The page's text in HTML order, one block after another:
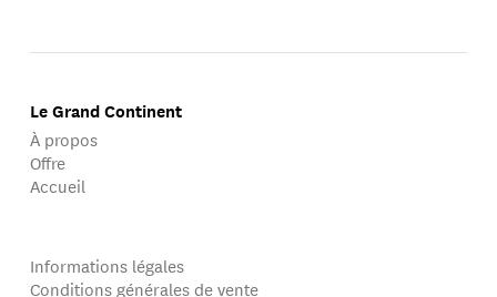
Le Grand Continent
À propos
Offre
Accueil
Informations légales
Conditions générales de vente